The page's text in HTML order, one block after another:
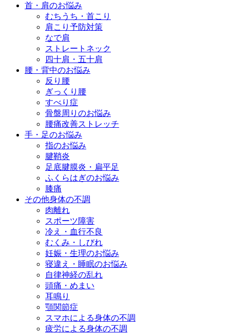
首・肩のお悩み
むちうち・首こり
肩こり予防対策
なで肩
ストレートネック
四十肩・五十肩
腰・背中のお悩み
反り腰
ぎっくり腰
すべり症
骨盤周りのお悩み
腰痛改善ストレッチ
手・足のお悩み
指のお悩み
腱鞘炎
足底腱膜炎・扁平足
ふくらはぎのお悩み
膝痛
その他身体の不調
肉離れ
スポーツ障害
冷え・血行不良
むくみ・しびれ
妊娠・生理のお悩み
寝違え・睡眠のお悩み
自律神経の乱れ
頭痛・めまい
耳鳴り
顎関節症
スマホによる身体の不調
疲労による身体の不調